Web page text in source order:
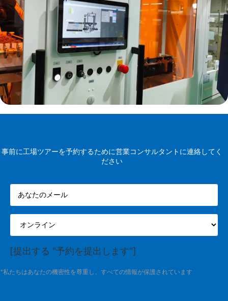
事前に工場ツアーを予約するために営業コンサルタントに連絡してく
ださい
[提出する "予約を提出します"]
*私たちはあなたの機密性を尊重し、すべての情報が保護されています.